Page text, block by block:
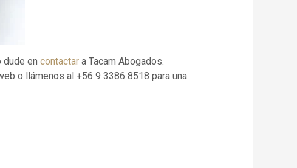
dude en contactara Tacam Abogados.
o llámenos al +56 9 3386 8518 para una